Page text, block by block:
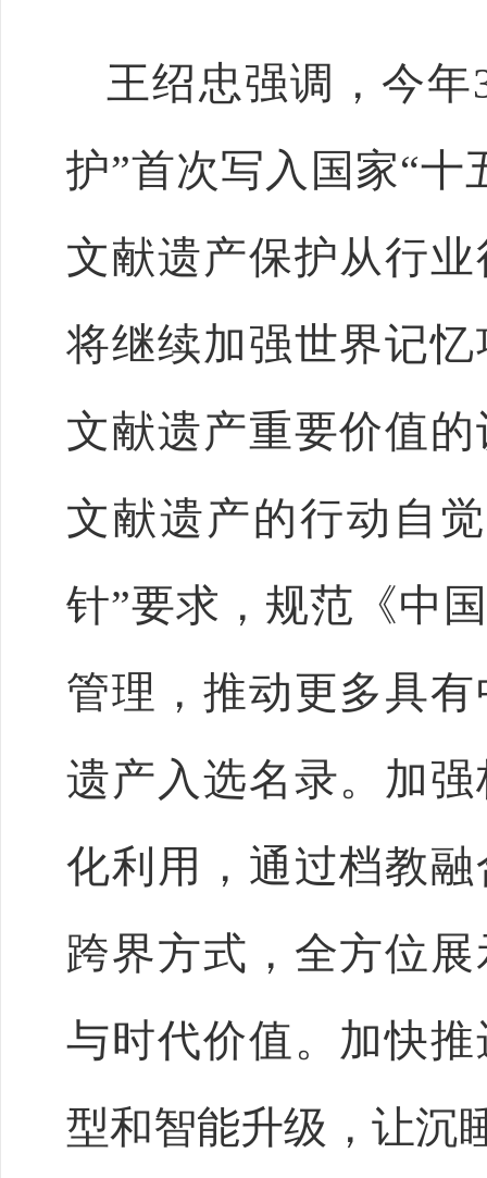
王绍忠强调，今年
护”首次写入国家“十
文献遗产保护从行
将继续加强世界记
文献遗产重要价值
文献遗产的行动自
针”要求，规范《中
管理，推动更多具
遗产入选名录。加
化利用，通过档教
跨界方式，全方位
与时代价值。加快
型和智能升级，让沉